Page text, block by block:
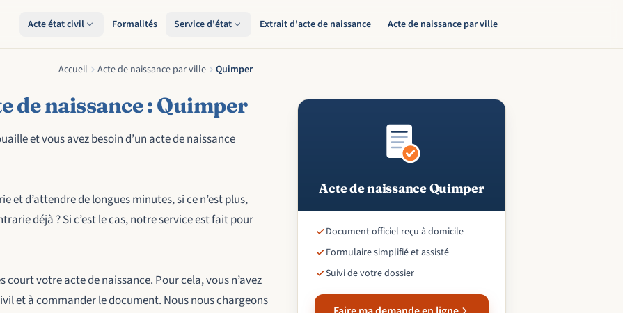
Acte état civil Formalités Service d'état Extrait d'acte de naissance Acte de naissance par ville
Accueil Acte de naissance par ville Quimper
de naissance : Quimper
et vous avez besoin d’un acte de naissance
et d’attendre de longues minutes, si ce n’est plus,
déjà ? Si c’est le cas, notre service est fait pour
court votre acte de naissance. Pour cela, vous n’avez
et à commander le document. Nous nous chargeons
Acte de naissance Quimper
Document officiel reçu à domicile
Formulaire simplifié et assisté
Suivi de votre dossier